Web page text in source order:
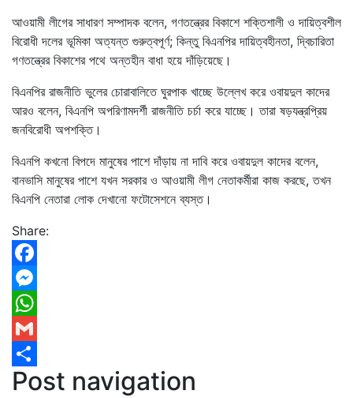
আওয়ামী লীগের সাধারণ সম্পাদক বলেন, গণতন্ত্রের বিকাশে শক্তিশালী ও দায়িত্বশীল
বিরোধী দলের ভূমিকা অত্যন্ত গুরুত্বপূর্ণ; কিন্তু বিএনপির দায়িত্বহীনতা, দ্বিচারিতা
গণতন্ত্রের বিকাশের পথে অন্তহীন বাধা হয়ে দাঁড়িয়েছে।
বিএনপির রাজনীতি ভুলের চোরাবালিতে ঘুরপাক খাচ্ছে উল্লেখ করে ওবায়দুল কাদের
আরও বলেন, বিএনপি অপরিণামদর্শী রাজনীতি চর্চা করে যাচ্ছে। তারা ষড়যন্ত্রপ্রিয়
জনবিরোধী অপশক্তি।
বিএনপি কখনো বিপদে মানুষের পাশে দাঁড়ায় না দাবি করে ওবায়দুল কাদের বলেন,
বানভাসি মানুষের পাশে যখন সরকার ও আওয়ামী লীগ নেতাকর্মীরা কাজ করছে, তখন
বিএনপি নেতারা লোক দেখানো ফটোসেশনে ব্যস্ত।
Share:
Facebook
Messenger
WhatsApp
Gmail
Share
Post navigation